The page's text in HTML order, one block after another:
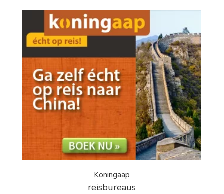
Koningaap
reisbureaus